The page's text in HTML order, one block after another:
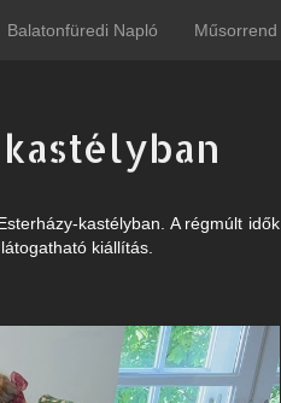
Balatonfüredi Napló Műsorrend
kastélyban. A régmúlt idők
kiállítás.